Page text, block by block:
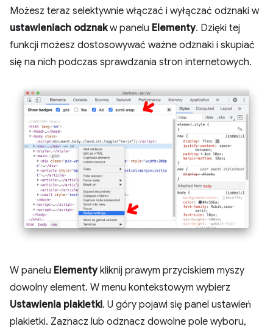
Możesz teraz selektywnie włączać i wyłączać odznaki w
ustawieniach odznakw panelu Elementy. Dzięki tej
funkcji możesz dostosowywać ważne odznaki i skupiać
się na nich podczas sprawdzania stron internetowych.
W panelu Elementykliknij prawym przyciskiem myszy
dowolny element. W menu kontekstowym wybierz
Ustawienia plakietki. U góry pojawi się panel ustawień
plakietki. Zaznacz lub odznacz dowolne pole wyboru,